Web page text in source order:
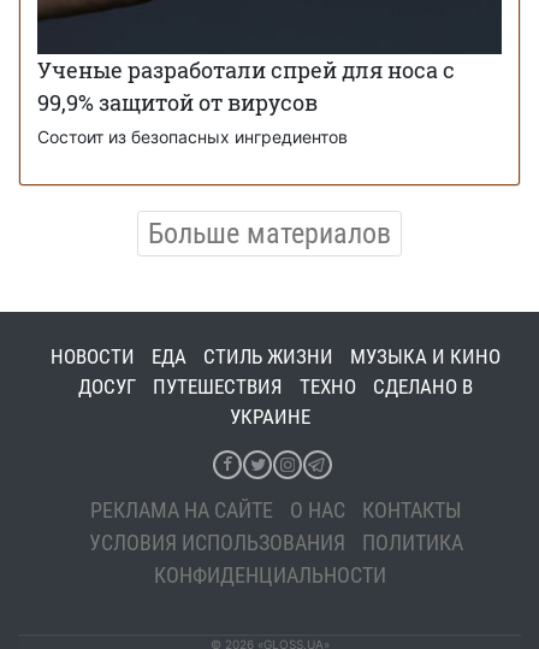
Ученые разработали спрей для носа с
99,9% защитой от вирусов
Состоит из безопасных ингредиентов
Больше материалов
НОВОСТИ ЕДА СТИЛЬ ЖИЗНИ
МУЗЫКА И КИНО
ДОСУГ
ПУТЕШЕСТВИЯ ТЕХНО
СДЕЛАНО В
УКРАИНЕ
РЕКЛАМА НА САЙТЕ О НАС
КОНТАКТЫ
УСЛОВИЯ ИСПОЛЬЗОВАНИЯ
ПОЛИТИКА
КОНФИДЕНЦИАЛЬНОСТИ
© 2026 «GLOSS.UA»